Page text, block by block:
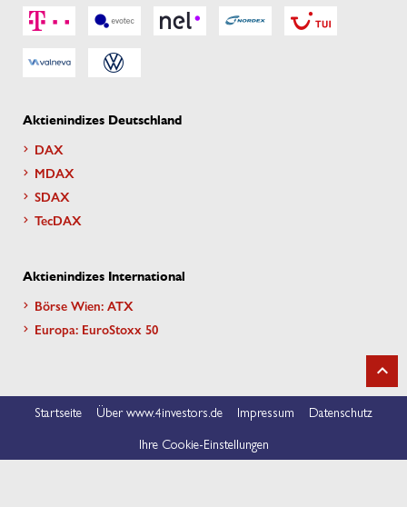
Aktienindizes Deutschland
DAX
MDAX
SDAX
TecDAX
Aktienindizes International
Börse Wien: ATX
Europa: EuroStoxx 50
Startseite Über www.4investors.de Impressum
Datenschutz
Ihre Cookie-Einstellungen